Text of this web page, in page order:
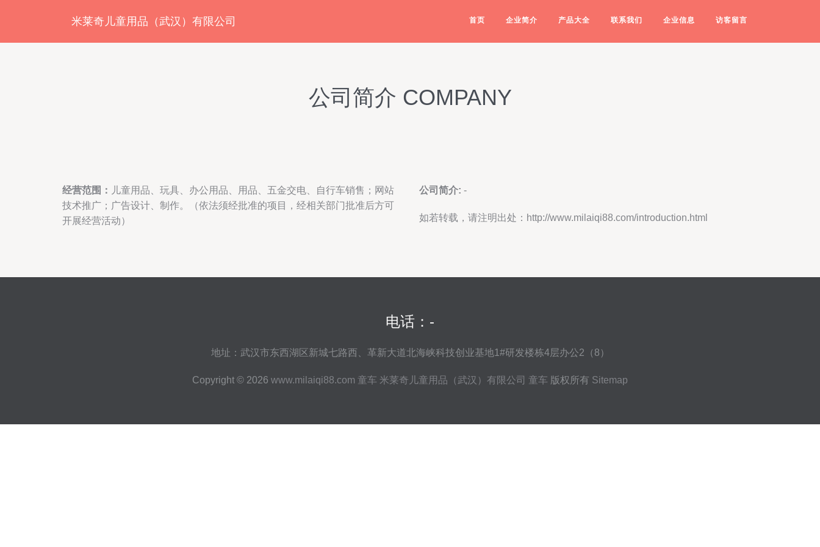
米莱奇儿童用品（武汉）有限公司 首页 企业简介 产品大全 联系我们 企业信息 访客留言
公司简介 COMPANY
经营范围： 儿童用品、玩具、办公用品、用品、五金交电、自行车销售；网站
技术推广；广告设计、制作。（依法须经批准的项目，经相关部门批准后方可
开展经营活动）
公司简介: -
如若转载，请注明出处：http://www.milaiqi88.com/introduction.html
电话：-
地址：武汉市东西湖区新城七路西、革新大道北海峡科技创业基地1#研发楼栋4层办公2（8）
Copyright © 2026 www.milaiqi88.com 童车 米莱奇儿童用品（武汉）有限公司 童车 版权所有 Sitemap